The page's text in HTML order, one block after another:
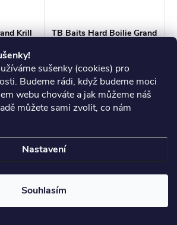
sušenky (cookies) pro
Budeme rádi, když budeme moci
webu chováte a jak můžeme náš
můžete sami zvolit, co nám
Nastavení
Souhlasím
Krill
Proto
TB Baits Hard Boilie Grand
149 Kč
Měrná
cena:
0,60 Kč / 1 g
Skladem 3 ks
Naše oblíbené boilie v extra